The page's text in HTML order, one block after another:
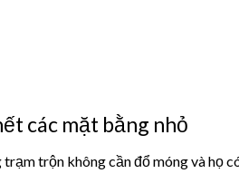
các mặt bằng nhỏ
trộn không cần đổ móng và